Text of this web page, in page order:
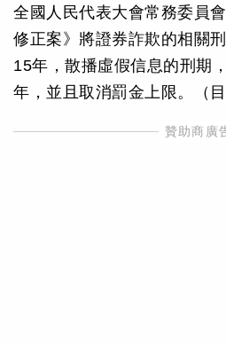
全國人民代表大會常務委員
修正案》將證券詐欺的相關
15年，散播虛假信息的刑期
年，並且取消罰金上限。（